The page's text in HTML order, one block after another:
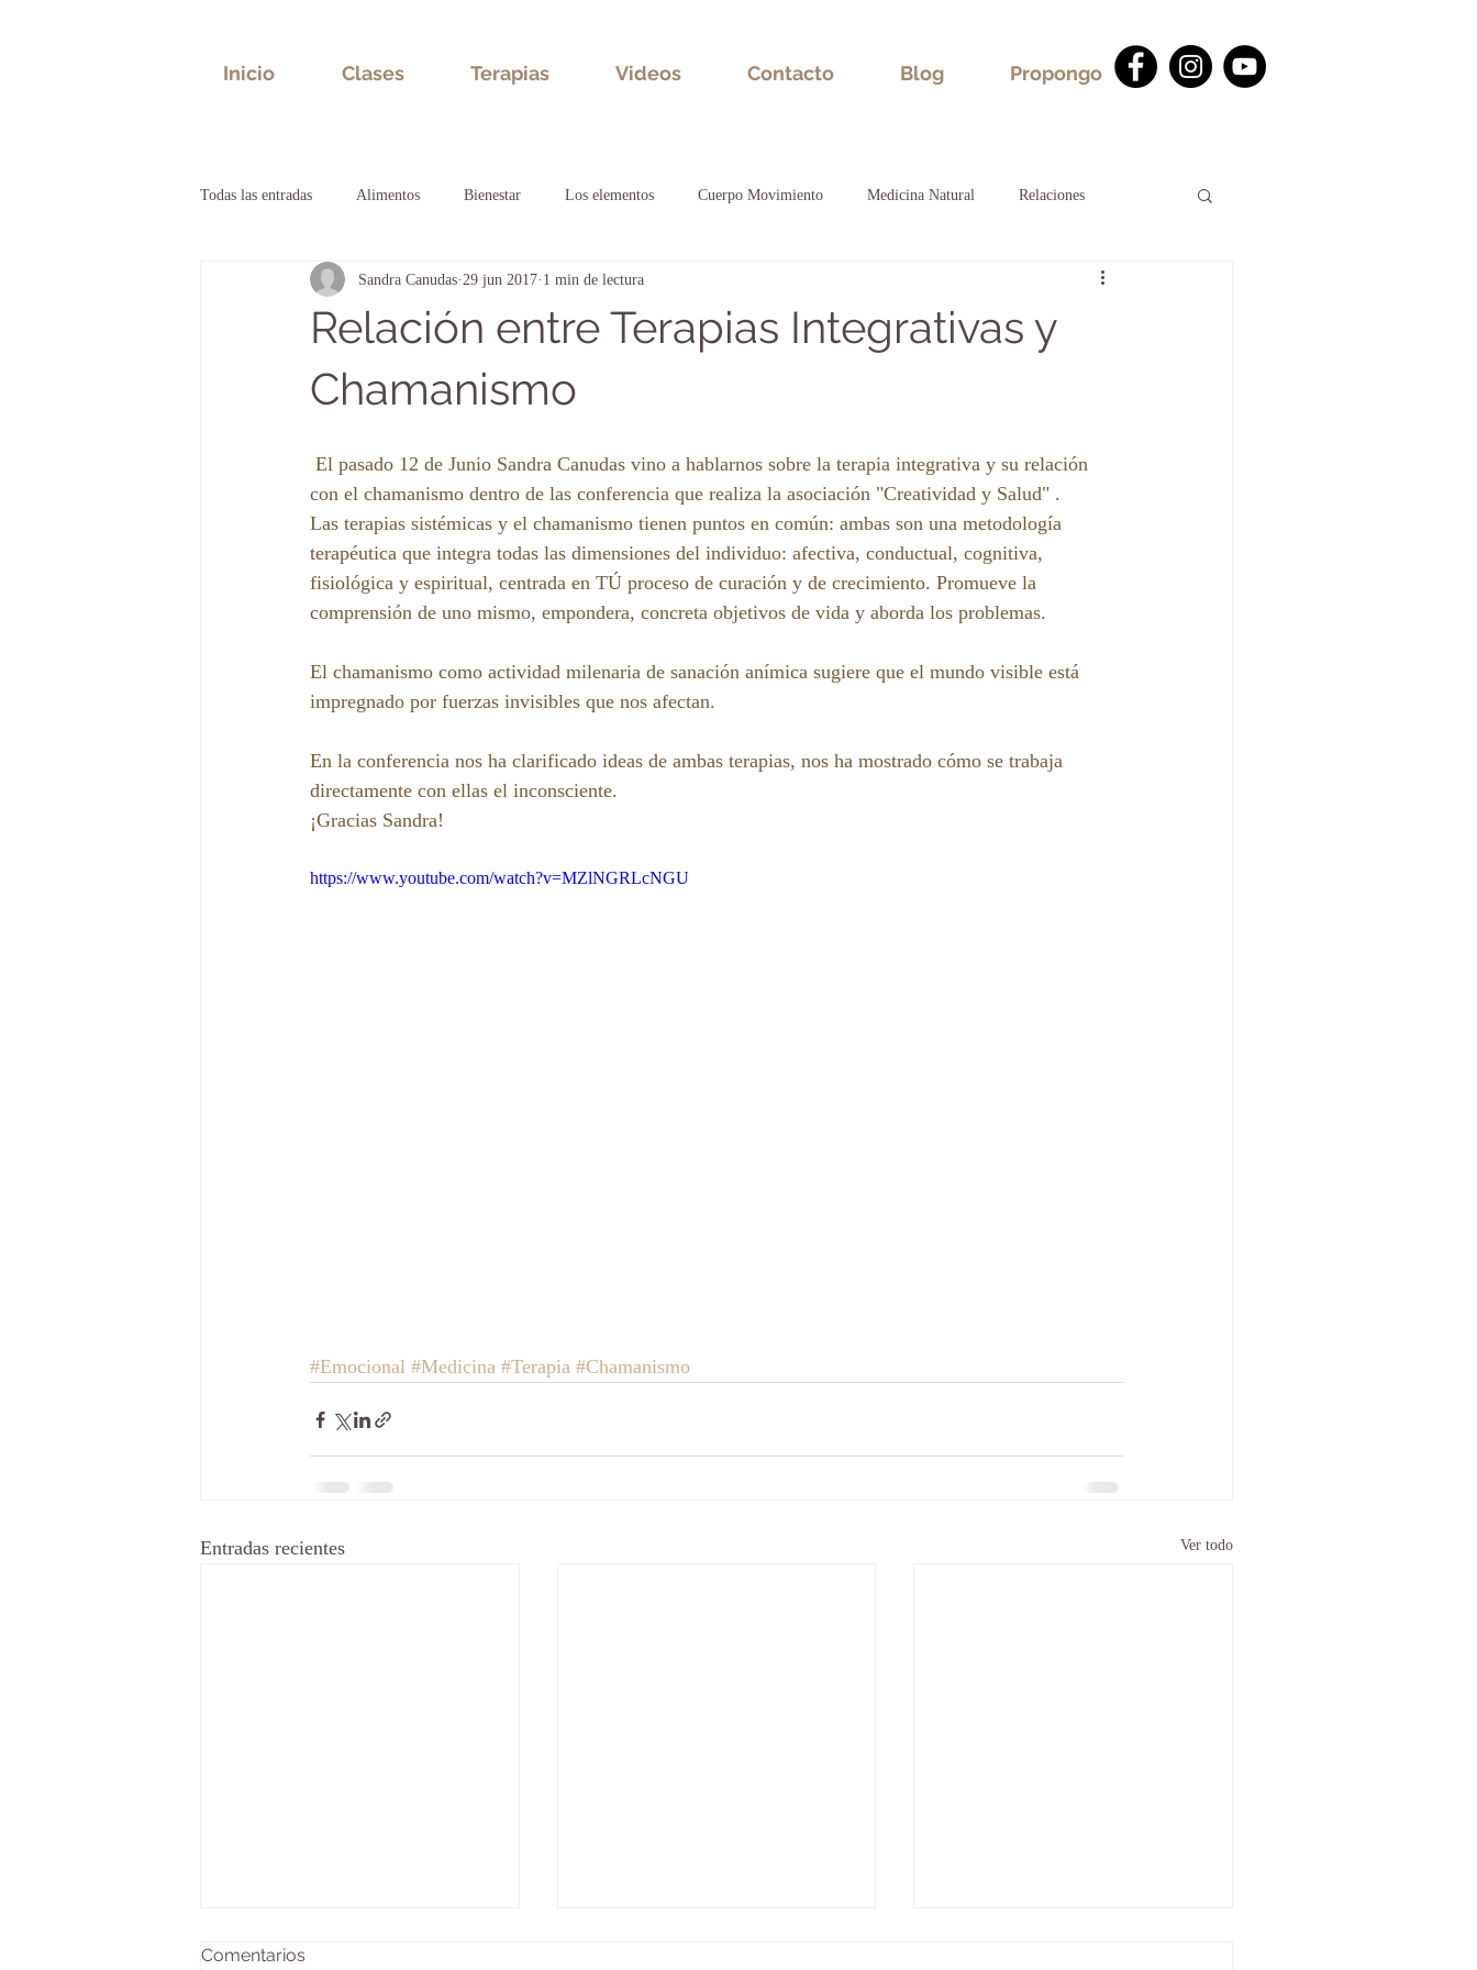
Inicio Clases Terapias Videos Contacto Blog Propongo
Todas las entradas Alimentos Bienestar Los elementos Cuerpo Movimiento Medicina Natural Relaciones
Bioneuroemoción Salud emocional
Relación entre Terapias Integrativas y
Chamanismo
Sandra Canudas 29 jun 2017 1 min de lectura
con el chamanismo dentro de las conferencia que realiza la asociación "Creatividad y Salud" .
Las terapias sistémicas y el chamanismo tienen puntos en común: ambas son una metodología
terapéutica que integra todas las dimensiones del individuo: afectiva, conductual, cognitiva,
fisiológica y espiritual, centrada en TÚ proceso de curación y de crecimiento. Promueve la
comprensión de uno mismo, empondera, concreta objetivos de vida y aborda los problemas.
El chamanismo como actividad milenaria de sanación anímica sugiere que el mundo visible está
impregnado por fuerzas invisibles que nos afectan.
En la conferencia nos ha clarificado ideas de ambas terapias, nos ha mostrado cómo se trabaja
directamente con ellas el inconsciente.
¡Gracias Sandra!
https://www.youtube.com/watch?v=MZlNGRLcNGU
#Emocional #Medicina #Terapia #Chamanismo
Entradas recientes Ver todo
Comentarios